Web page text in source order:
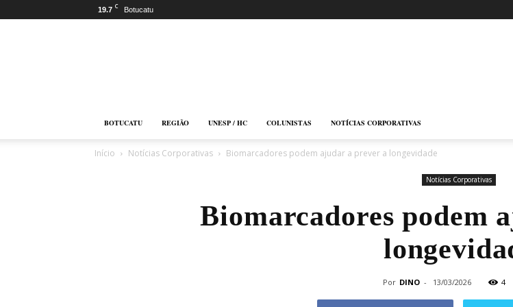
19.7 C Botucatu
BOTUCATU REGIÃO UNESP / HC COLUNISTAS NOTÍCIAS CORPORATIVAS
Início Notícias Corporativas Biomarcadores podem ajudar a prever a longevidade
Notícias Corporativas
Biomarcadores podem
Por DINO - 13/03/2026 4